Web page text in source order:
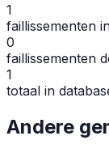
1
faillissementen
0
faillissementen
1
totaal in
Andere